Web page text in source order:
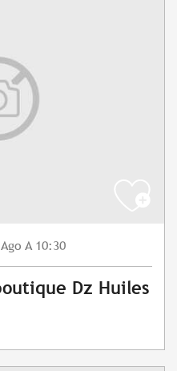
Ago A 10:30
Dz Huiles